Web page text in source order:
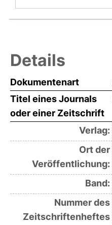
Details
Dokumentenart
Titel eines Journals
oder einer Zeitschrift
Verlag:
Ort der
Veröffentlichung:
Band:
Nummer des
Zeitschriftenheftes